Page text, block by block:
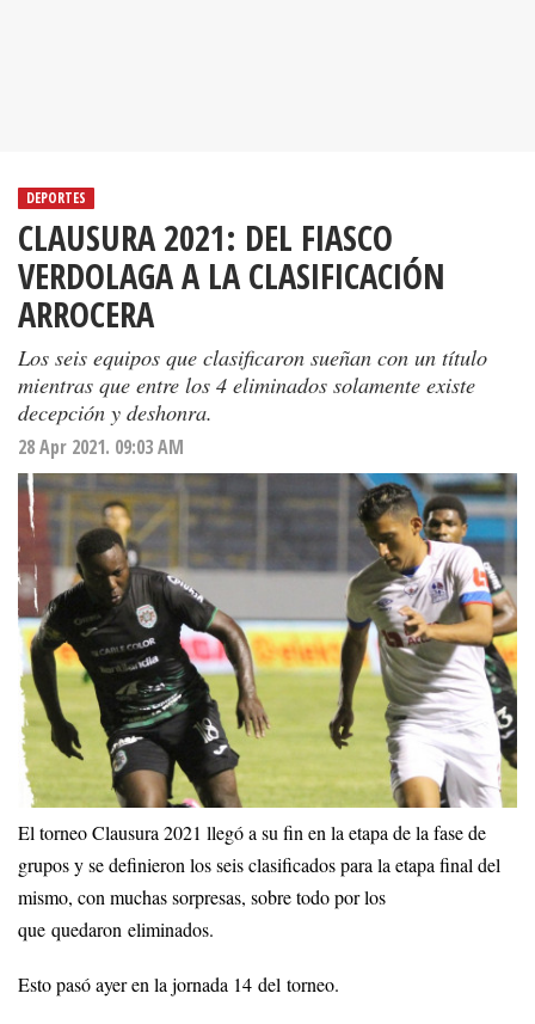
DEPORTES
CLAUSURA 2021: DEL FIASCO
VERDOLAGA A LA CLASIFICACIÓN
ARROCERA
Los seis equipos que clasificaron sueñan con un título
mientras que entre los 4 eliminados solamente existe
decepción y deshonra.
28 Apr 2021. 09:03 AM
El torneo Clausura 2021 llegó a su fin en la etapa de la fase de
grupos y se definieron los seis clasificados para la etapa final del
mismo, con muchas sorpresas, sobre todo por los
que quedaron eliminados.
Esto pasó ayer en la jornada 14 del torneo.